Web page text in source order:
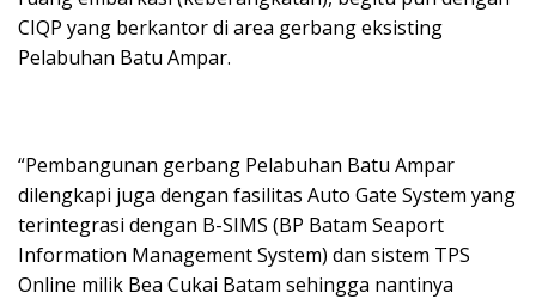
CIQP yang berkantor di area gerbang eksisting
Pelabuhan Batu Ampar.
“Pembangunan gerbang Pelabuhan Batu Ampar
dilengkapi juga dengan fasilitas Auto Gate System yang
terintegrasi dengan B-SIMS (BP Batam Seaport
Information Management System) dan sistem TPS
Online milik Bea Cukai Batam sehingga nantinya